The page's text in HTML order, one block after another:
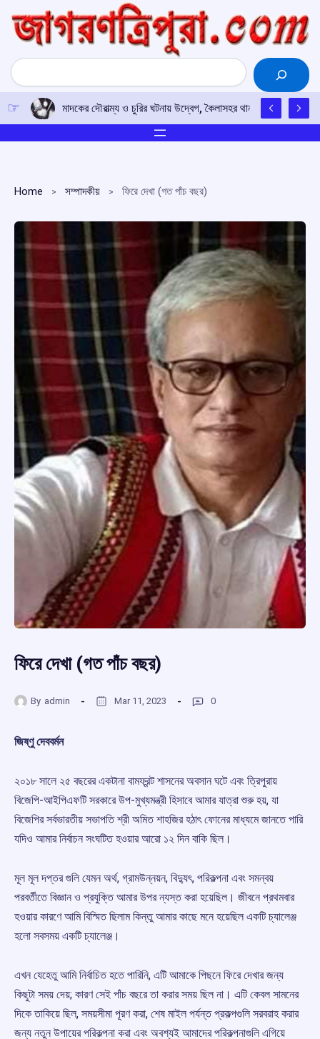
content
Search
মাদকের দৌরাত্ম্য ও চুরির ঘটনায় উদ্বেগ, কৈলাসহর থানায় কাউন্সিলরের
Home সম্পাদকীয় ফিরে দেখা (গত পাঁচ বছর)
ফিরে দেখা (গত পাঁচ বছর)
By admin Mar 11, 2023 0
জিষ্ণু দেববর্মন
২০১৮ সালে ২৫ বছরের একটানা বামফ্রন্ট শাসনের অবসান ঘটে এবং ত্রিপুরায়
বিজেপি-আইপিএফটি সরকারে উপ-মুখ্যমন্ত্রী হিসাবে আমার যাত্রা শুরু হয়, যা
বিজেপির সর্বভারতীয় সভাপতি শ্রী অমিত শাহজির হঠাৎ ফোনের মাধ্যমে জানতে পারি
যদিও আমার নির্বাচন সংঘটিত হওয়ার আরো ১২ দিন বাকি ছিল।
মূল মূল দপ্তর গুলি যেমন অর্থ, গ্রামউন্নয়ন, বিদ্যুৎ, পরিকল্পনা এবং সমন্বয়
পরবর্তীতে বিজ্ঞান ও প্রযুক্তি আমার উপর ন্যস্ত করা হয়েছিল। জীবনে প্রথমবার
হওয়ার কারণে আমি বিস্মিত ছিলাম কিন্তু আমার কাছে মনে হয়েছিল একটি চ্যালেঞ্জ
হলো সবসময় একটি চ্যালেঞ্জ।
এখন যেহেতু আমি নির্বাচিত হতে পারিনি, এটি আমাকে পিছনে ফিরে দেখার জন্য
কিছুটা সময় দেয়; কারণ সেই পাঁচ বছরে তা করার সময় ছিল না। এটি কেবল সামনের
দিকে তাকিয়ে ছিল, সময়সীমা পূরণ করা, শেষ মাইল পর্যন্ত প্রকল্পগুলি সরবরাহ করার
জন্য নতুন উপায়ের পরিকল্পনা করা এবং অবশ্যই আমাদের পরিকল্পনাগুলি এগিয়ে